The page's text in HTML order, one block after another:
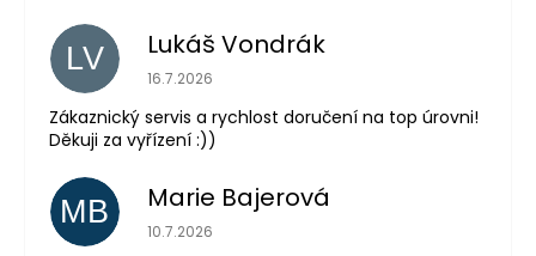
LV Lukáš Vondrák
Hodnocení obchodu je 5 z 5 hvězdiček.
16.7.2026
Zákaznický servis a rychlost doručení na top úrovni!
Děkuji za vyřízení :))
MB Marie Bajerová
Hodnocení obchodu je 5 z 5 hvězdiček.
10.7.2026